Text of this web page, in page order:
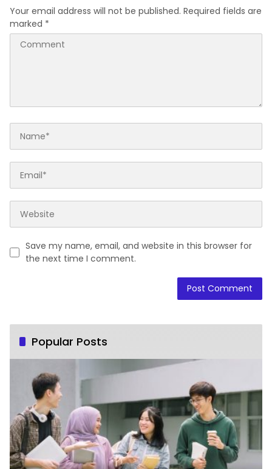
Your email address will not be published. Required fields are
marked *
Save my name, email, and website in this browser for
the next time I comment.
Popular Posts